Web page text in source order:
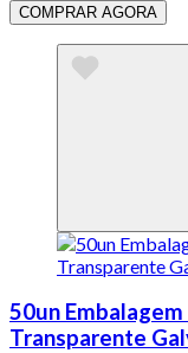
COMPRAR AGORA
50un
Transparente